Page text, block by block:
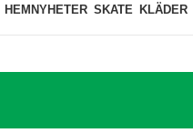
HEM NYHETER SKATE KLÄDER